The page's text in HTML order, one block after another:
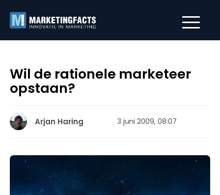
Wil de rationele marketeer
opstaan?
Arjan Haring 3 juni 2009, 08:07